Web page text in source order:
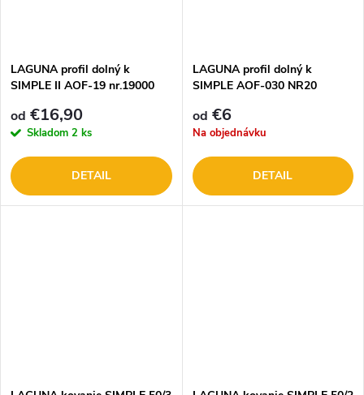
o
v
o
v
LAGUNA profil dolný k
SIMPLE II AOF-19 nr.19000
od €16,90
Skladom 2 ks
DETAIL
LAGUNA profil dolný k
SIMPLE AOF-030 NR20
od €6
Na objednávku
DETAIL